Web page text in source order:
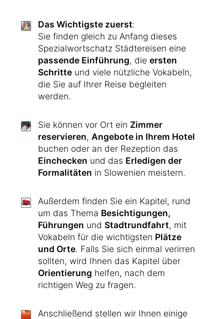
Das Wichtigste zuerst:
Sie finden gleich zu Anfang dieses
Spezialwortschatz Städtereisen eine
passende Einführung, die ersten
Schritte und viele nützliche Vokabeln,
die Sie auf Ihrer Reise begleiten
werden.
Sie können vor Ort ein Zimmer
reservieren, Angebote in Ihrem Hotel
buchen oder an der Rezeption das
Einchecken und das Erledigen der
Formalitäten in Slowenien meistern.
Außerdem finden Sie ein Kapitel, rund
um das Thema Besichtigungen,
Führungen und Stadtrundfahrt, mit
Vokabeln für die wichtigsten Plätze
und Orte. Falls Sie sich einmal verirren
sollten, wird Ihnen das Kapitel über
Orientierung helfen, nach dem
richtigen Weg zu fragen.
Anschließend stellen wir Ihnen einige